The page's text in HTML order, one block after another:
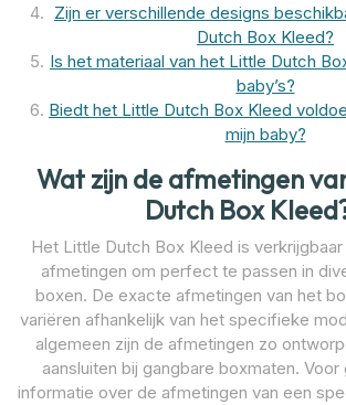
Zijn er verschillende designs
Dutch Box Kleed?
Is het materiaal van het Little Dutch
baby’s?
Biedt het Little Dutch Box Kleed
mijn baby?
Wat zijn de afmetingen
Dutch Box
Het Little Dutch Box Kleed is
afmetingen om perfect te passen in
boxen. De exacte afmetingen van het
variëren afhankelijk van het specifieke
algemeen zijn de afmetingen zo
aansluiten bij gangbare boxmaten.
informatie over de afmetingen van een